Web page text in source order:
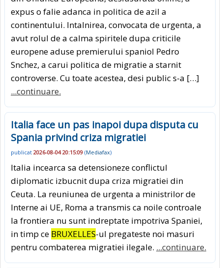
expus o falie adanca in politica de azil a
continentului. Intalnirea, convocata de urgenta, a
avut rolul de a calma spiritele dupa criticile
europene aduse premierului spaniol Pedro
Snchez, a carui politica de migratie a starnit
controverse. Cu toate acestea, desi public s-a […]
...continuare.
Italia face un pas inapoi dupa disputa cu
Spania privind criza migratiei
publicat 2026-08-04 20:15:09 (Mediafax)
Italia incearca sa detensioneze conflictul
diplomatic izbucnit dupa criza migratiei din
Ceuta. La reuniunea de urgenta a ministrilor de
Interne ai UE, Roma a transmis ca noile controale
la frontiera nu sunt indreptate impotriva Spaniei,
in timp ce BRUXELLES-ul pregateste noi masuri
pentru combaterea migratiei ilegale. ...continuare.